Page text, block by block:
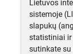
Lietuvos
sistemoje
slapukų
statistiniai
sutinkate